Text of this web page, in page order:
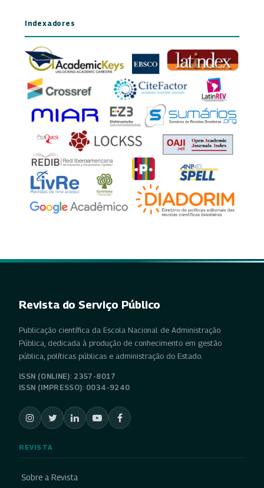
Indexadores
Revista do Serviço Público
Publicação científica da Escola Nacional de Administração
Pública, dedicada à produção de conhecimento em gestão
pública, políticas públicas e administração do Estado.
ISSN (ONLINE): 2357-8017
ISSN (IMPRESSO): 0034-9240
REVISTA
Sobre a Revista